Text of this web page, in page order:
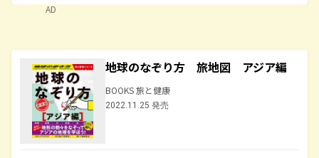
AD
地球のなぞり方 旅地図 アジア編
BOOKS 旅と健康
2022.11.25 発売